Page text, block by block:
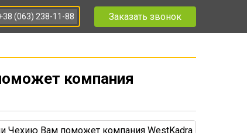
(063) 238-11-88 Заказать звонок
компания